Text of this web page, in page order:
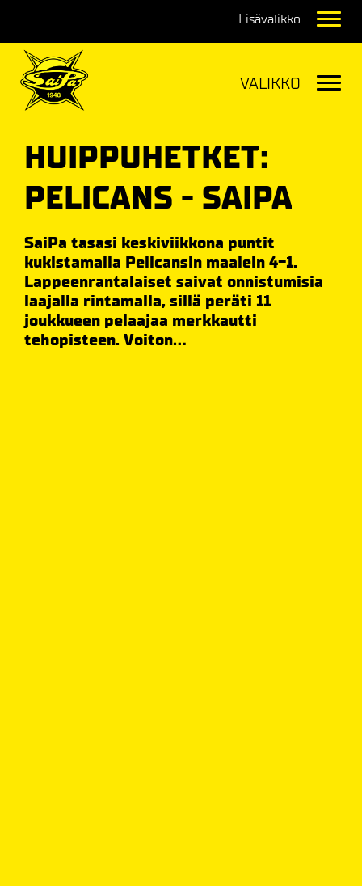
HUIPPUHETKET:
PELICANS - SAIPA
SaiPa tasasi keskiviikkona puntit
kukistamalla Pelicansin maalein 4-1.
Lappeenrantalaiset saivat onnistumisia
laajalla rintamalla, sillä peräti 11
joukkueen pelaajaa merkkautti
tehopisteen. Voiton...